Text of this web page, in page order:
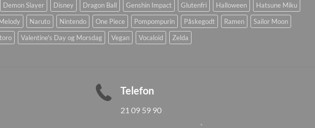
Demon Slayer Disney Dragon Ball Genshin Impact Glutenfri Halloween
Hatsune Miku
Naruto Nintendo One Piece Pompompurin Påskegodt Ramen
Sailor Moon
Valentine's Day og Morsdag Vegan Vocaloid Zelda
Telefon
21 09 59 90